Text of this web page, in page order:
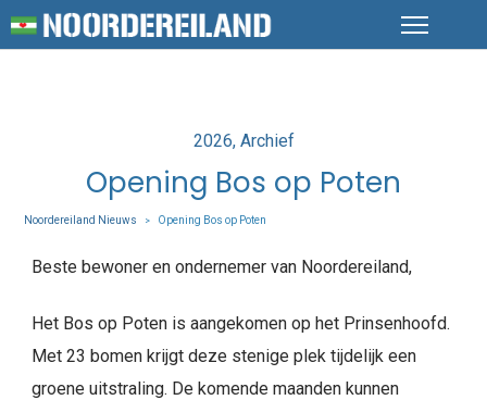
Posted
2026 Archief
Opening Bos op Poten
Noordereiland Nieuws > Opening Bos op Poten
Beste bewoner en ondernemer van Noordereiland,
Het Bos op Poten is aangekomen op het Prinsenhoofd.
Met 23 bomen krijgt deze stenige plek tijdelijk een
groene uitstraling. De komende maanden kunnen